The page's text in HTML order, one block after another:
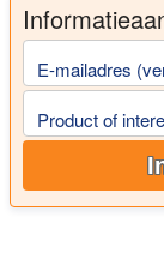
E-mailadres
Product of